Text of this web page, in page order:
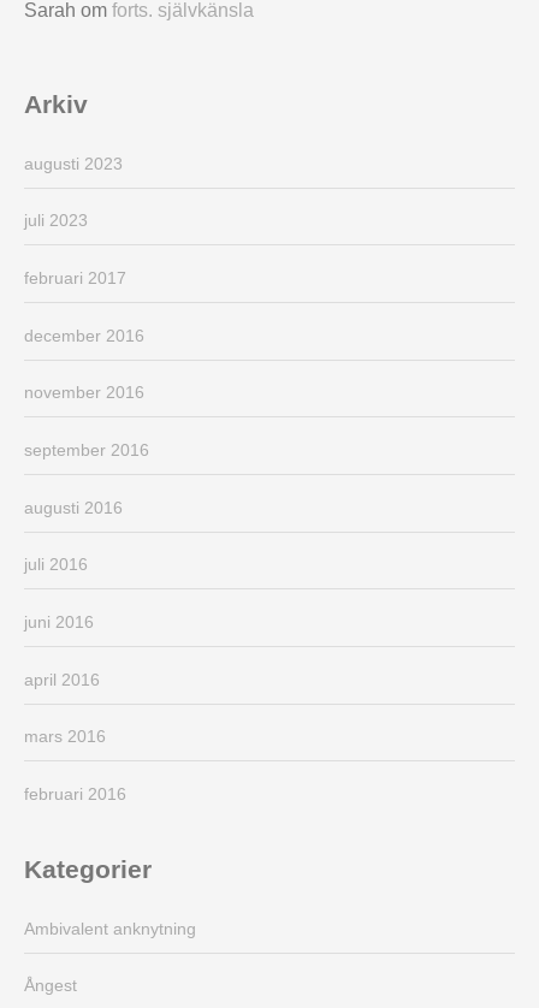
Sarah om forts. självkänsla
Arkiv
augusti 2023
juli 2023
februari 2017
december 2016
november 2016
september 2016
augusti 2016
juli 2016
juni 2016
april 2016
mars 2016
februari 2016
Kategorier
Ambivalent anknytning
Ångest